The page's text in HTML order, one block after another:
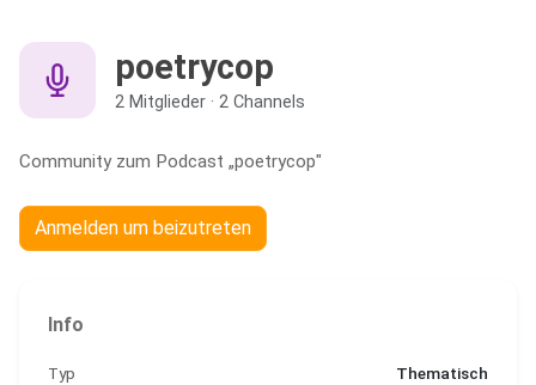
poetrycop
2 Mitglieder · 2 Channels
Community zum Podcast „poetrycop"
Anmelden um beizutreten
Info
Typ
Thematisch